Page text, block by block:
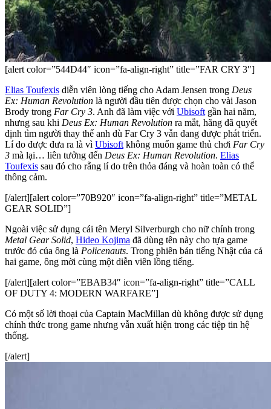
[alert color=”544D44″ icon=”fa-align-right” title=”FAR CRY 3″]
Elias Toufexis diễn viên lòng tiếng cho Adam Jensen trong Deus
Ex: Human Revolution là người đầu tiên được chọn cho vài Jason
Brody trong Far Cry 3. Anh đã làm việc với Ubisoft gần hai năm,
nhưng sau khi Deus Ex: Human Revolution ra mắt, hãng đã quyết
định tìm người thay thế anh dù Far Cry 3 vẫn đang được phát triển.
Lí do được đưa ra là vì Ubisoft không muốn game thủ chơi Far Cry
3 mà lại… liên tưởng đến Deus Ex: Human Revolution. Elias
Toufexis sau đó cho rằng lí do trên thỏa đáng và hoàn toàn có thể
thông cảm.
[/alert][alert color=”70B920″ icon=”fa-align-right” title=”METAL
GEAR SOLID”]
Ngoài việc sử dụng cái tên Meryl Silverburgh cho nữ chính trong
Metal Gear Solid, Hideo Kojima đã dùng tên này cho tựa game
trước đó của ông là Policenauts. Trong phiên bản tiếng Nhật của cả
hai game, ông mời cùng một diễn viên lồng tiếng.
[/alert][alert color=”EBAB34″ icon=”fa-align-right” title=”CALL
OF DUTY 4: MODERN WARFARE”]
Có một số lời thoại của Captain MacMillan dù không được sử dụng
chính thức trong game nhưng vẫn xuất hiện trong các tiệp tin hệ
thống.
[/alert]